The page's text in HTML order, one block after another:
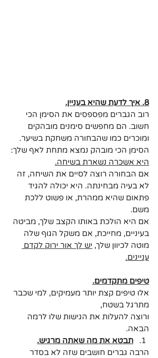
8. איך לדעת שהיא בעניין.
רוב הגברים מפספסים את הסימן הכי
חשוב. הם מחפשים סימנים מובהקים
ומוכרים כמו שהבחורה משחקת בשיער.
הסימן הכי מובהק נמצא מתחת לאף שלך:
היא אשכרה נשארת בשיחה.
אם הבחורה רוצה לסיים את השיחה, זה
לא בעיה מבחינתה. היא יכולה להגיד
פתאום שהיא ממהרת, או פשוט ללכת
משם.
אם היא הולכת באותו הקצב שלך, מביטה
בעיניים, מחייכת, אם משקל הגוף שלה
מוטה לכיוון שלך, יש לך אור ירוק לקדם
עניינים.
טיפים מתקדמים.
אלו טיפים קצת יותר מעמיקים, למי שכבר
מתרגל בשטח,
ורוצה להעלות את הגישות שלו לרמה
הבאה.
תבטא את מה שאתה מרגיש.
הרבה גברים חושבים שזה לא בסדר